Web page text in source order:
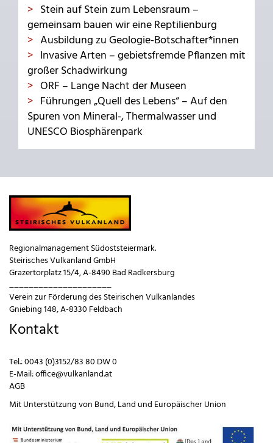
Stein auf Stein zum Lebensraum –
gemeinsam bauen wir eine Reptilienburg
Ausbildung zu Geologie-Botschafter*innen
Invasive Arten – gebietsfremde Pflanzen mit
großer Schadwirkung
ORF – Lange Nacht der Museen
Führungen „Quell des Lebens“ – Auf den
Spuren von Mineral-, Thermalwasser und
UNESCO Biosphärenpark
Regionalmanagement Südoststeiermark.
Steirisches Vulkanland GmbH
Grazertorplatz 15/4, A-8490 Bad Radkersburg
_____________________
Verein zur Förderung des Steirischen Vulkanlandes
Gniebing 148, A-8330 Feldbach
Kontakt
Tel.:0043 (0)3152/83 80 DW 0
E-Mail:office@vulkanland.at
AGB
Mit Unterstützung von Bund,Land und Europäischer Union